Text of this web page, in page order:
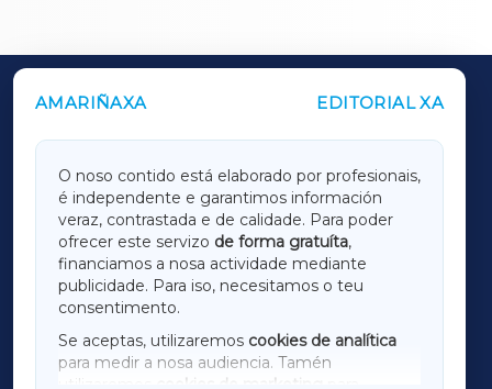
AMARIÑAXA EDITORIAL XA
O noso contido está elaborado por profesionais,
é independente e garantimos información
veraz, contrastada e de calidade. Para poder
ofrecer este servizo de forma gratuíta,
financiamos a nosa actividade mediante
publicidade. Para iso, necesitamos o teu
consentimento.
Se aceptas, utilizaremos cookies de analítica
para medir a nosa audiencia. Tamén
utilizaremos
cookies de marketing
OUTROS PERIÓDICOS
LUGOXA
TERRACHAXA
AMARIÑAXA